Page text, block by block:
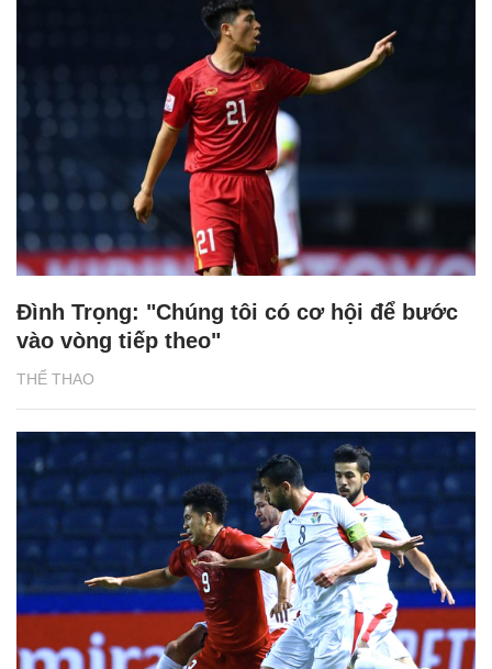
THỂ THAO
Đình Trọng: "Chúng tôi có cơ hội để bước
vào vòng tiếp theo"